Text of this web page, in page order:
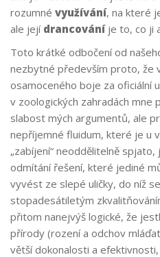
rozumné využívání, na které
ale její drancováníje to, co ji
Toto krátké odbočení od
nezbytné především proto, že
osamoceného boje za oficiální
v zoologických zahradách mne
slabost mých argumentů, ale
nepříjemné fluidum, které je u
„zabíjení“ neoddělitelně
odmítání řešení, které jediné
vyvést ze slepé uličky, do níž
stopadesátiletým
přitom nanejvýš logické, že
přírody (rození a odchov
větší dokonalosti a